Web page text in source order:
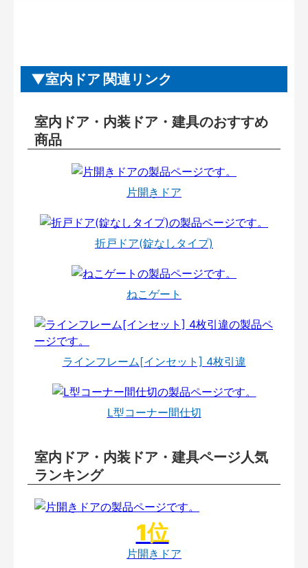
室内ドア 関連リンク
室内ドア・内装ドア・建具のおすすめ
商品
片開きドア
折戸ドア(錠なしタイプ)
ねこゲート
ラインフレーム[インセット] 4枚引違
L型コーナー間仕切
室内ドア・内装ドア・建具ページ人気
ランキング
片開きドア